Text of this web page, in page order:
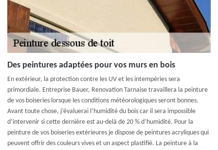
Des peintures adaptées pour vos murs en bois
En extérieur, la protection contre les UV et les intempéries sera
primordiale. Entreprise Bauer, Renovation Tarnaise travaillera la peinture
de vos boiseries lorsque les conditions météorologiques seront bonnes.
Avant toute chose, j’évaluerai l’humidité du bois car il sera impossible
d’intervenir si cette dernière est au-delà de 20 % d’humidité. Pour la
peinture de vos boiseries extérieures je dispose de peintures acryliques qui
peuvent offrir des couleurs vives et un aspect plastifié. La peinture à la